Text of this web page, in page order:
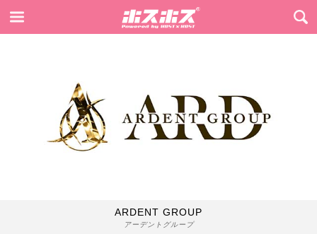
ARDENT GROUP
アーデントグループ